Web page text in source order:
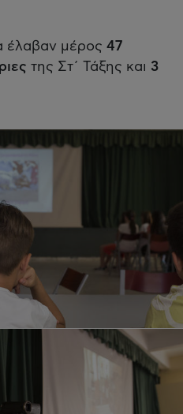
έλαβαν μέρος 47
της Στ΄ Τάξης και 3